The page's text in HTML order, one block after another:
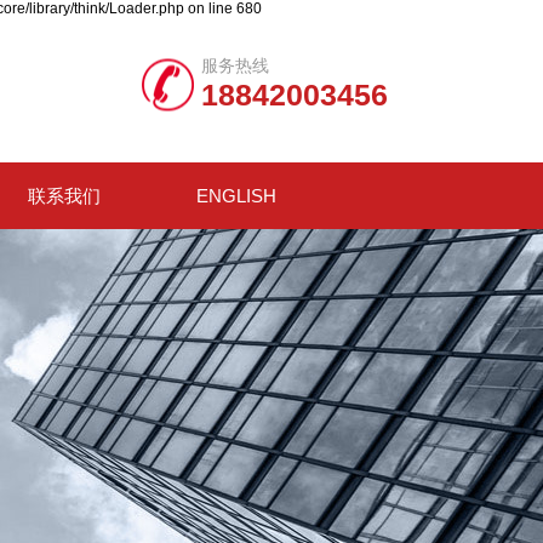
library/think/Loader.php on line 680
服务热线
18842003456
联系我们 ENGLISH